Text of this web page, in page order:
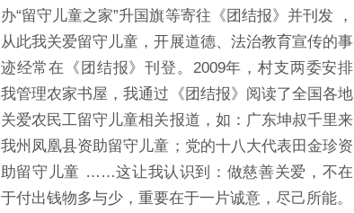
办“留守儿童之家”升国旗等寄往《团结报》并刊发 ，
从此我关爱留守儿童，开展道德、法治教育宣传的事
迹经常在《团结报》刊登。2009年，村支两委安排
我管理农家书屋，我通过《团结报》阅读了全国各地
关爱农民工留守儿童相关报道，如：广东坤叔千里来
我州凤凰县资助留守儿童；党的十八大代表田金珍资
助留守儿童 ……这让我认识到：做慈善关爱，不在
于付出钱物多与少，重要在于一片诚意，尽己所能。